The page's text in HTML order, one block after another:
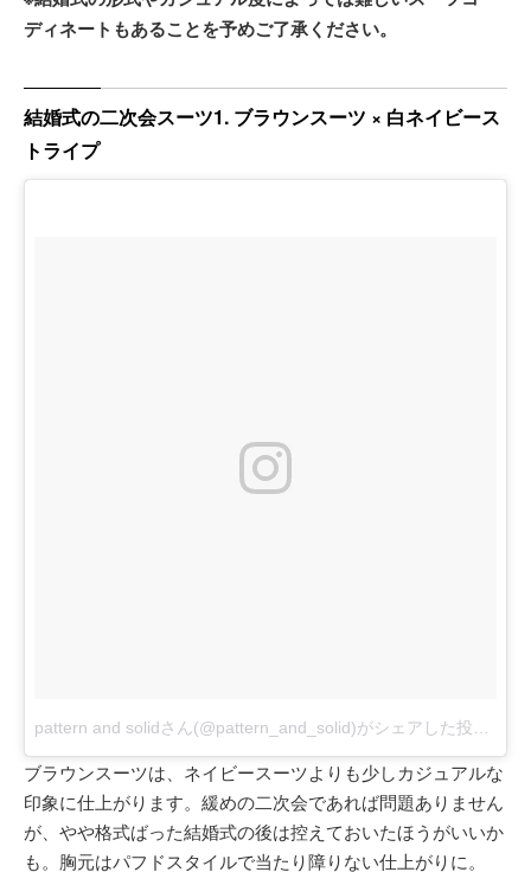
ディネートもあることを予めご了承ください。
結婚式の二次会スーツ1. ブラウンスーツ × 白ネイビース
トライプ
ブラウンスーツは、ネイビースーツよりも少しカジュアルな
印象に仕上がります。緩めの二次会であれば問題ありません
が、やや格式ばった結婚式の後は控えておいたほうがいいか
も。胸元はパフドスタイルで当たり障りない仕上がりに。